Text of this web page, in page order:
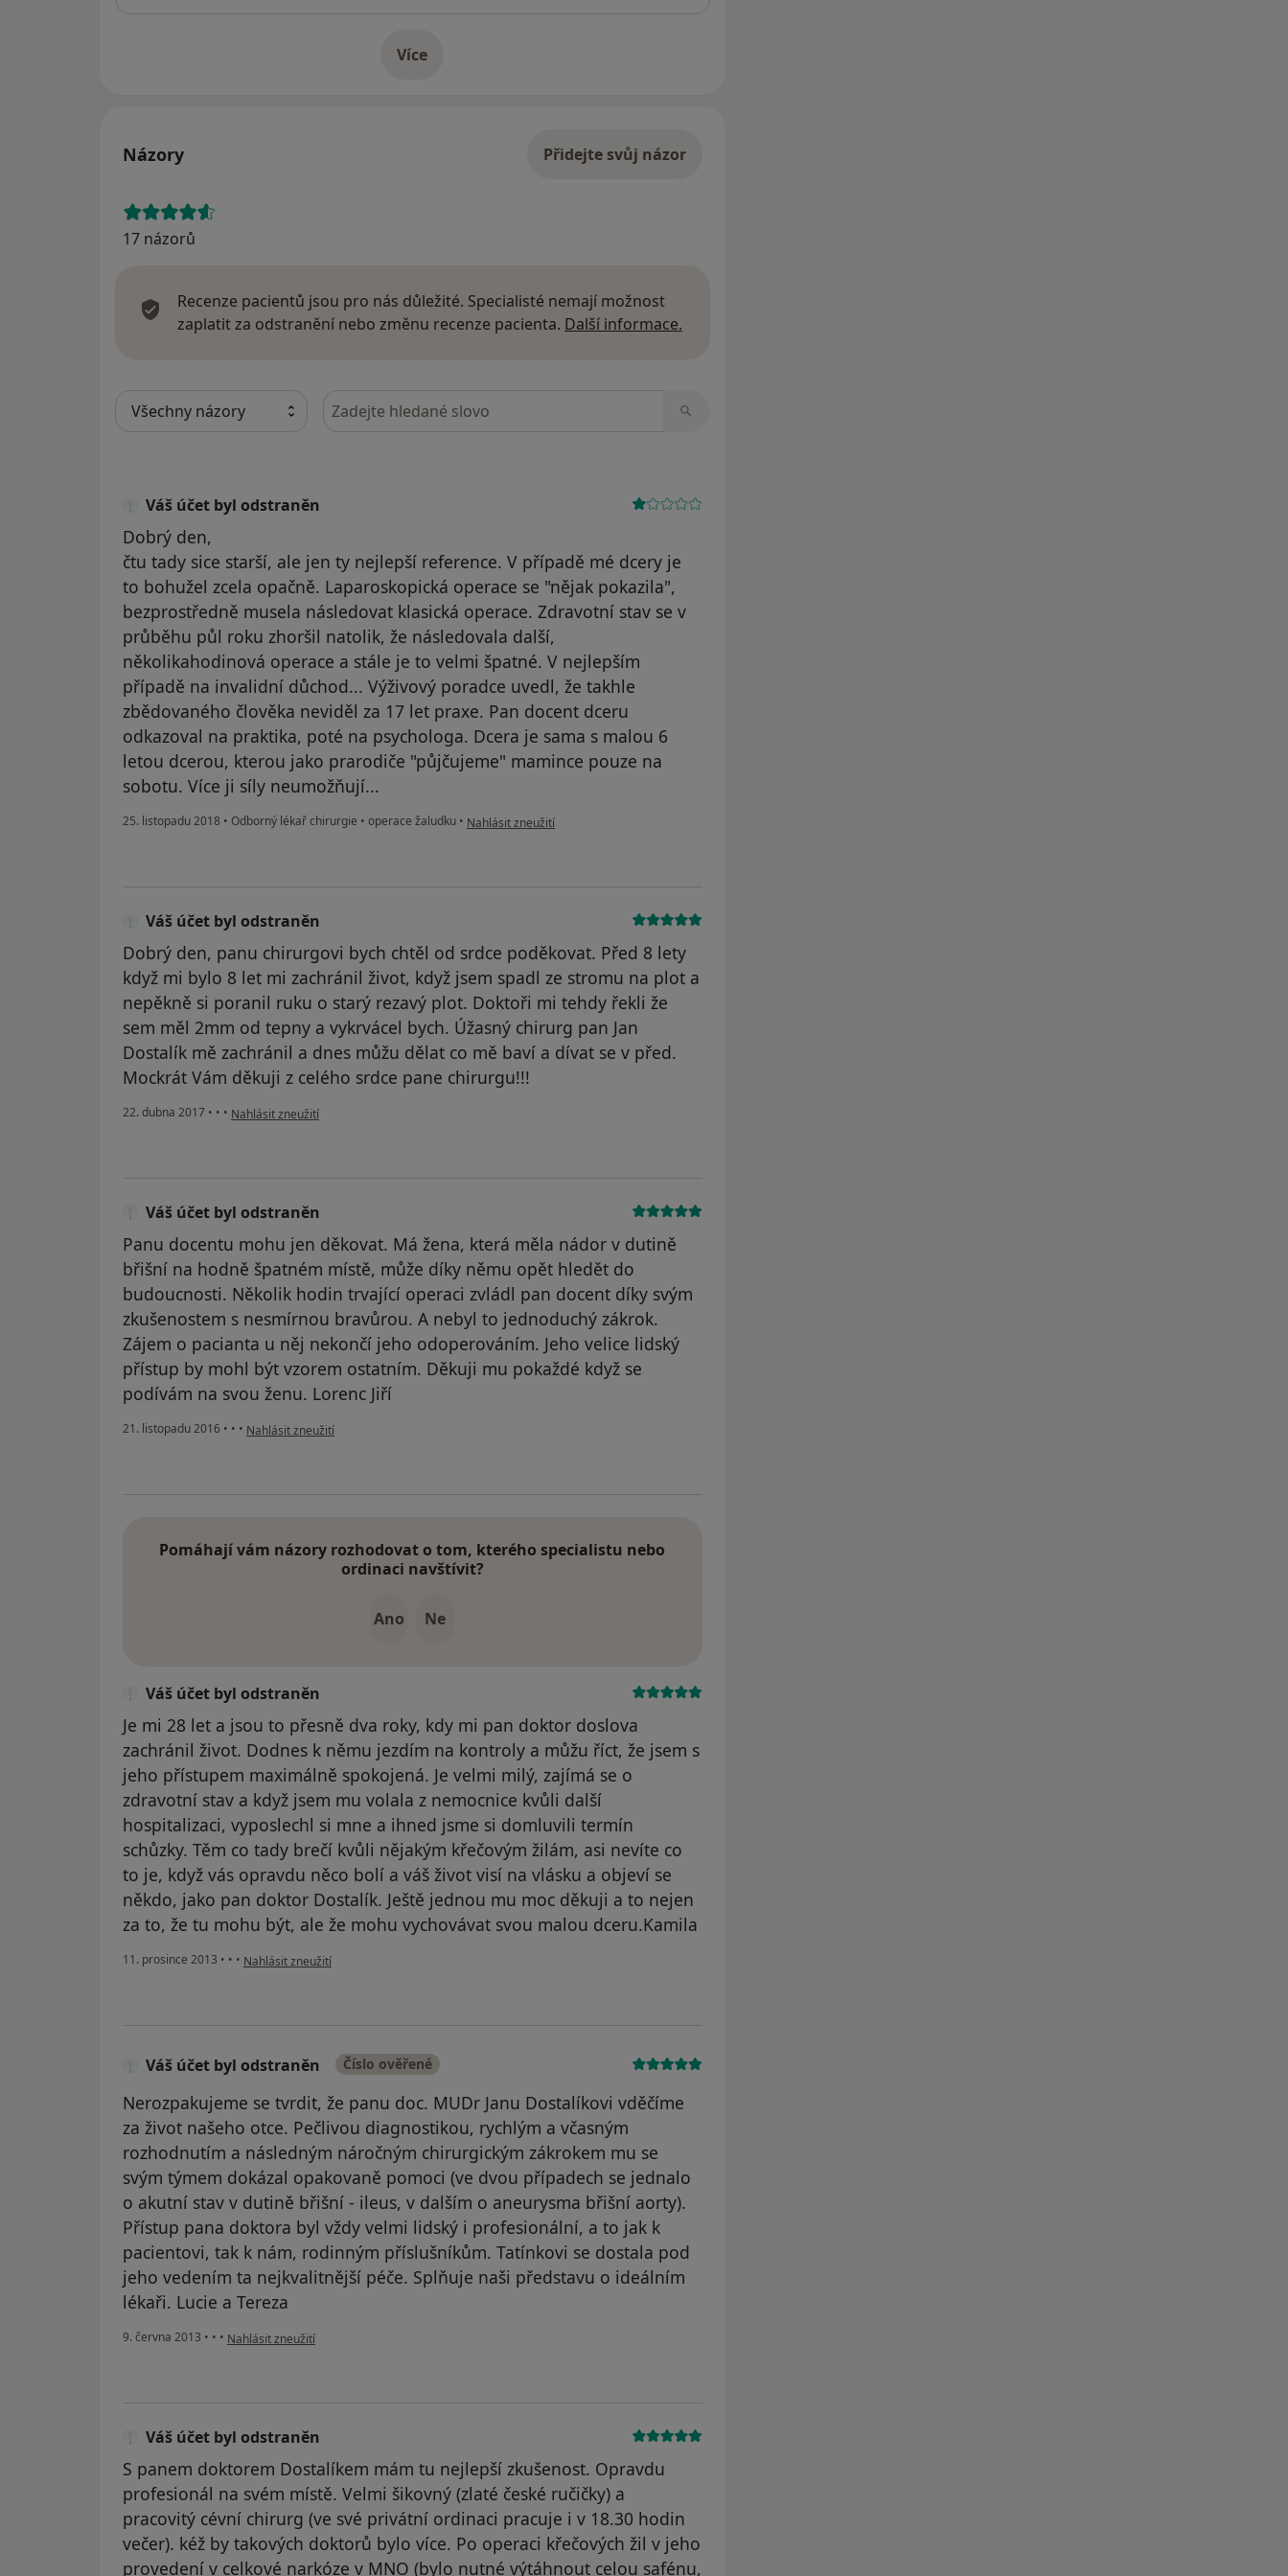
Víceo adrese
Názory Přidejte svůj názor
17 názorů
Recenze pacientů jsou pro nás důležité. Specialisté nemají možnost
zaplatit za odstranění nebo změnu recenze pacienta. Další informace.
Hledejte v názorech
Váš účet byl odstraněn
Dobrý den,
čtu tady sice starší, ale jen ty nejlepší reference. V případě mé dcery je
to bohužel zcela opačně. Laparoskopická operace se "nějak pokazila",
bezprostředně musela následovat klasická operace. Zdravotní stav se v
průběhu půl roku zhoršil natolik, že následovala další,
několikahodinová operace a stále je to velmi špatné. V nejlepším
případě na invalidní důchod... Výživový poradce uvedl, že takhle
zbědovaného člověka neviděl za 17 let praxe. Pan docent dceru
odkazoval na praktika, poté na psychologa. Dcera je sama s malou 6
letou dcerou, kterou jako prarodiče "půjčujeme" mamince pouze na
sobotu. Více ji síly neumožňují...
25. listopadu 2018 • Odborný lékař chirurgie • operace žaludku • podle názoru uživatele Váš účet byl odstraněn
Nahlásit zneužití
Váš účet byl odstraněn
Dobrý den, panu chirurgovi bych chtěl od srdce poděkovat. Před 8 lety
když mi bylo 8 let mi zachránil život, když jsem spadl ze stromu na plot a
nepěkně si poranil ruku o starý rezavý plot. Doktoři mi tehdy řekli že
sem měl 2mm od tepny a vykrvácel bych. Úžasný chirurg pan Jan
Dostalík mě zachránil a dnes můžu dělat co mě baví a dívat se v před.
Mockrát Vám děkuji z celého srdce pane chirurgu!!!
22. dubna 2017 • • • podle názoru uživatele Váš účet byl odstraněn
Nahlásit zneužití
Váš účet byl odstraněn
Panu docentu mohu jen děkovat. Má žena, která měla nádor v dutině
břišní na hodně špatném místě, může díky němu opět hledět do
budoucnosti. Několik hodin trvající operaci zvládl pan docent díky svým
zkušenostem s nesmírnou bravůrou. A nebyl to jednoduchý zákrok.
Zájem o pacianta u něj nekončí jeho odoperováním. Jeho velice lidský
přístup by mohl být vzorem ostatním. Děkuji mu pokaždé když se
podívám na svou ženu. Lorenc Jiří
21. listopadu 2016 • • • podle názoru uživatele Váš účet byl odstraněn
Nahlásit zneužití
Pomáhají vám názory rozhodovat o tom, kterého specialistu nebo
ordinaci navštívit?
Ano Ne
Váš účet byl odstraněn
Je mi 28 let a jsou to přesně dva roky, kdy mi pan doktor doslova
zachránil život. Dodnes k němu jezdím na kontroly a můžu říct, že jsem s
jeho přístupem maximálně spokojená. Je velmi milý, zajímá se o
zdravotní stav a když jsem mu volala z nemocnice kvůli další
hospitalizaci, vyposlechl si mne a ihned jsme si domluvili termín
schůzky. Těm co tady brečí kvůli nějakým křečovým žilám, asi nevíte co
to je, když vás opravdu něco bolí a váš život visí na vlásku a objeví se
někdo, jako pan doktor Dostalík. Ještě jednou mu moc děkuji a to nejen
za to, že tu mohu být, ale že mohu vychovávat svou malou dceru.Kamila
11. prosince 2013 • • • podle názoru uživatele Váš účet byl odstraněn
Nahlásit zneužití
Váš účet byl odstraněn Číslo ověřené
Nerozpakujeme se tvrdit, že panu doc. MUDr Janu Dostalíkovi vděčíme
za život našeho otce. Pečlivou diagnostikou, rychlým a včasným
rozhodnutím a následným náročným chirurgickým zákrokem mu se
svým týmem dokázal opakovaně pomoci (ve dvou případech se jednalo
o akutní stav v dutině břišní - ileus, v dalším o aneurysma břišní aorty).
Přístup pana doktora byl vždy velmi lidský i profesionální, a to jak k
pacientovi, tak k nám, rodinným příslušníkům. Tatínkovi se dostala pod
jeho vedením ta nejkvalitnější péče. Splňuje naši představu o ideálním
lékaři. Lucie a Tereza
9. června 2013 • • • podle názoru uživatele Váš účet byl odstraněn
Nahlásit zneužití
Váš účet byl odstraněn
S panem doktorem Dostalíkem mám tu nejlepší zkušenost. Opravdu
profesionál na svém místě. Velmi šikovný (zlaté české ručičky) a
pracovitý cévní chirurg (ve své privátní ordinaci pracuje i v 18.30 hodin
večer). kéž by takových doktorů bylo více. Po operaci křečových žil v jeho
provedení v celkové narkóze v MNO (bylo nutné výtáhnout celou safénu,